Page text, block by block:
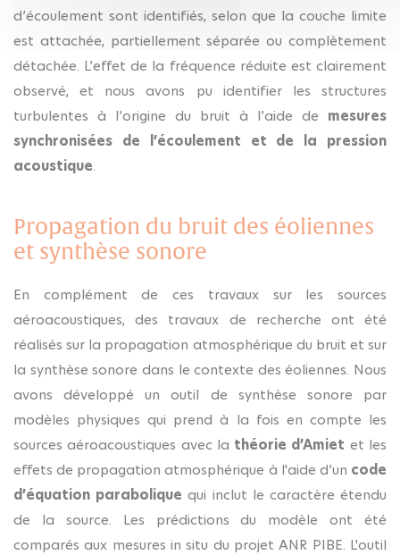
d’écoulement sont identifiés, selon que la couche limite
est attachée, partiellement séparée ou complètement
détachée. L’effet de la fréquence réduite est clairement
observé, et nous avons pu identifier les structures
turbulentes à l’origine du bruit à l’aide de mesures
synchronisées de l’écoulement et de la pression
acoustique.
Propagation du bruit des éoliennes
et synthèse sonore
En complément de ces travaux sur les sources
aéroacoustiques, des travaux de recherche ont été
réalisés sur la propagation atmosphérique du bruit et sur
la synthèse sonore dans le contexte des éoliennes. Nous
avons développé un outil de synthèse sonore par
modèles physiques qui prend à la fois en compte les
sources aéroacoustiques avec la théorie d’Amiet et les
effets de propagation atmosphérique à l'aide d’un code
d’équation parabolique qui inclut le caractère étendu
de la source. Les prédictions du modèle ont été
comparés aux mesures in situ du projet ANR PIBE. L'outil